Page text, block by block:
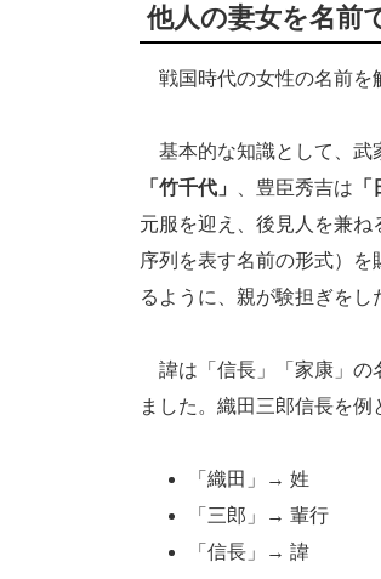
他人の妻女を名前
戦国時代の女性の名前を
基本的な知識として、武
「竹千代」
、豊臣秀吉は
元服を迎え、後見人を兼
序列を表す名前の形式）
るように、親が験担ぎをし
諱は「信長」「家康」の
ました。織田三郎信長を例
「織田」→ 姓
「三郎」→ 輩行
「信長」→ 諱